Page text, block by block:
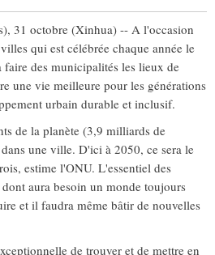
31 octobre (Xinhua) -- A l'occasion
qui est célébrée chaque année le
des municipalités les lieux de
une vie meilleure pour les générations
urbain durable et inclusif.
de la planète (3,9 milliards de
une ville. D'ici à 2050, ce sera le
estime l'ONU. L'essentiel des
aura besoin un monde toujours
et il faudra même bâtir de nouvelles
de trouver et de mettre en